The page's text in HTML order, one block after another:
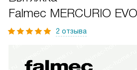
Falmec MERCURIO
2 отзыва